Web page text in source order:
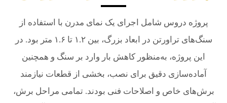
پروژه دروس شامل اجرای یک نمای مدرن با استفاده از
سنگ‌های تراورتن در ابعاد بزرگ، بین ۱.۲ تا ۱.۶ متر بود. در
این پروژه، به‌منظور کاهش بار وارد بر سنگ و همچنین
آماده‌سازی دقیق برای نصب، بخشی از قطعات نیازمند
برش‌های خاص و اصلاحات فنی بودند. تمامی مراحل برش،